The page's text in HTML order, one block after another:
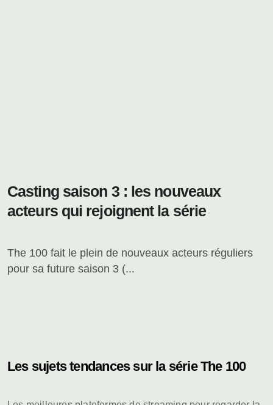
Casting saison 3 : les nouveaux
acteurs qui rejoignent la série
The 100 fait le plein de nouveaux acteurs réguliers
pour sa future saison 3 (...
Les sujets tendances sur la série The 100